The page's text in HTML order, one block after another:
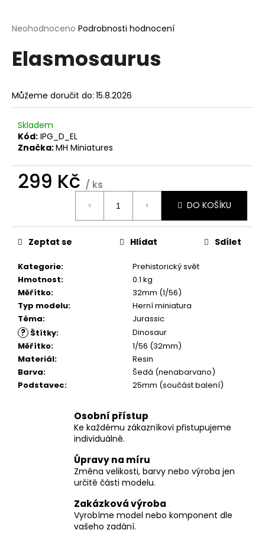
Průměrné
produktu
je
5
hvězdiček.
Neohodnoceno Podrobnosti hodnocení
Elasmosaurus
Můžeme doručit do: 15.8.2026
Skladem
Kód: IPG_D_EL
Značka:MH Miniatures
299 Kč / ks
DO KOŠÍKU
Kategorie:
Prehistorický svět
Hmotnost:
0.1 kg
Měřítko:
32mm (1/56)
Typ modelu:
Herní miniatura
Téma: Jurassic
? Štítky:
Dinosaur
Měřítko:
1/56 (32mm)
Materiál:
Resin
Barva:
Šedá (nenabarvano)
Podstavec: 25mm (součást balení)
Zeptat se Hlídat Sdílet
Osobní přístup
Ke každému zákazníkovi přistupujeme
individuálně.
Úpravy na míru
Změna velikosti, barvy nebo výroba jen
určitě části modelu.
Zakázková výroba
Vyrobíme model nebo komponent dle
vašeho zadání.
j
t
D
o
č
u
e
m
e